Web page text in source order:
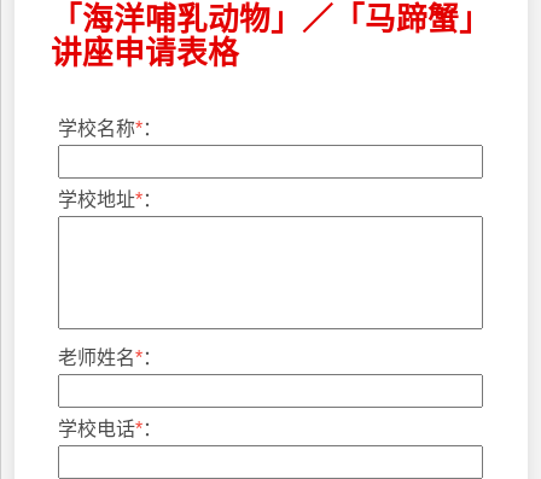
「海洋哺乳动物」／「马蹄蟹」
讲座申请表格
学校名称*：
学校地址*：
老师姓名*：
学校电话*：